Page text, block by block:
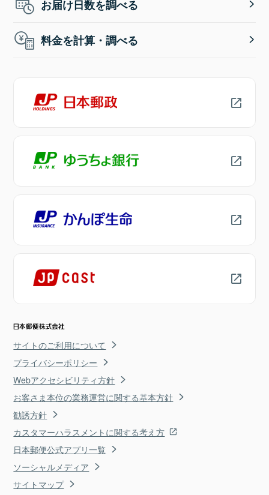
お届け日数を調べる
料金を計算・調べる
サイトのご利用について
プライバシーポリシー
Webアクセシビリティ方針
お客さま本位の業務運営に関する基本方針
勧誘方針
カスタマーハラスメントに関する考え方
日本郵便公式アプリ一覧
ソーシャルメディア
サイトマップ